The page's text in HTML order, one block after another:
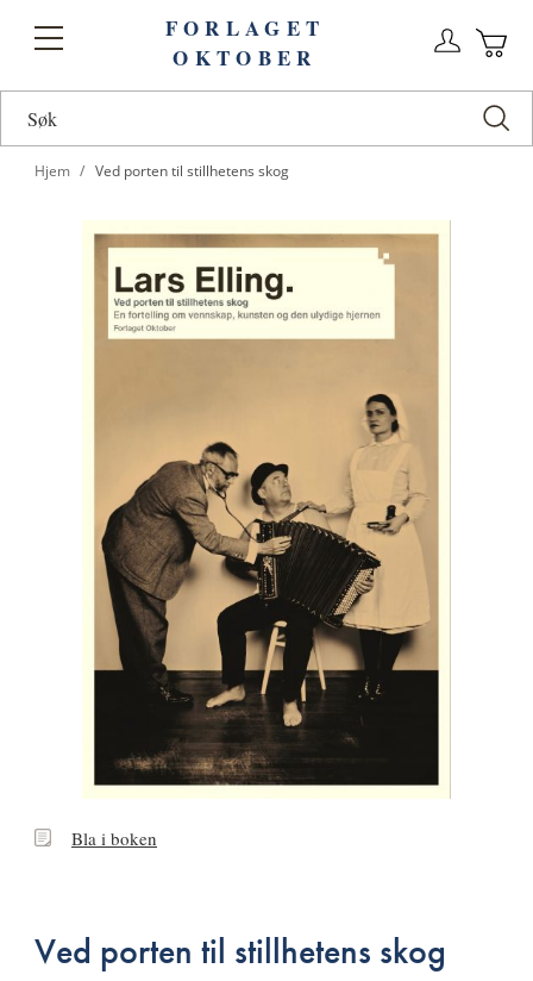
Toggle
FORLAGET
OKTOBER
Hjem Ved porten til stillhetens skog
BlaBla i boken
Ved porten til stillhetens skog